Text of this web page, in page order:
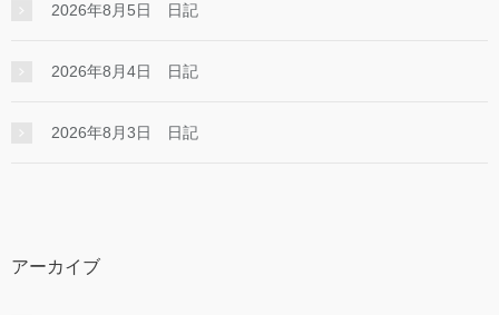
2026年8月5日 日記
2026年8月4日 日記
2026年8月3日 日記
アーカイブ